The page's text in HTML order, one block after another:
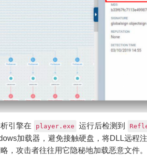
引擎在 player.exe 运行后检测到
加载器，避免接触硬盘，将DLL远程
，攻击者往往用它隐秘地加载恶意文件。